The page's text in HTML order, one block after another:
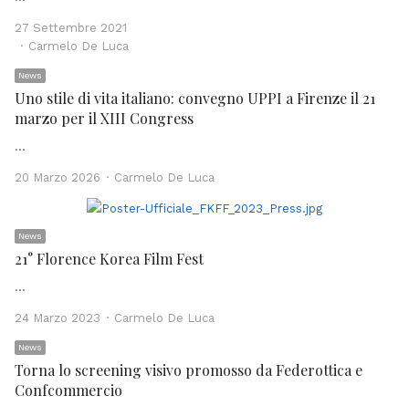
27 Settembre 2021
Author
Carmelo De Luca
News
Uno stile di vita italiano: convegno UPPI a Firenze il 21
marzo per il XIII Congress
…
20 Marzo 2026 Author
Carmelo De Luca
News
21° Florence Korea Film Fest
…
24 Marzo 2023 Author
Carmelo De Luca
News
Torna lo screening visivo promosso da Federottica e
Confcommercio